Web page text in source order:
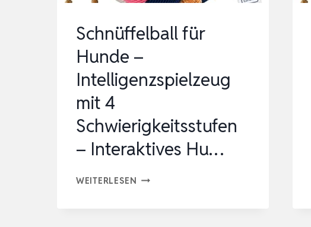
Schnüffelball für
Hunde –
Intelligenzspielzeug
mit 4
Schwierigkeitsstufen
– Interaktives Hu…
WEITERLESEN SCHNÜFFELBALL